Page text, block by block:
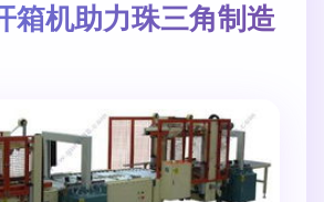
箱机助力珠三角制造